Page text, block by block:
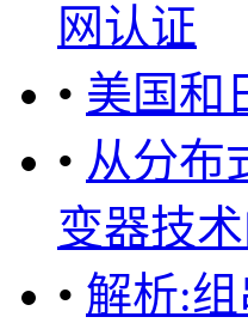
网认证
• 美国和
• 从分布
变器技
• 解析: